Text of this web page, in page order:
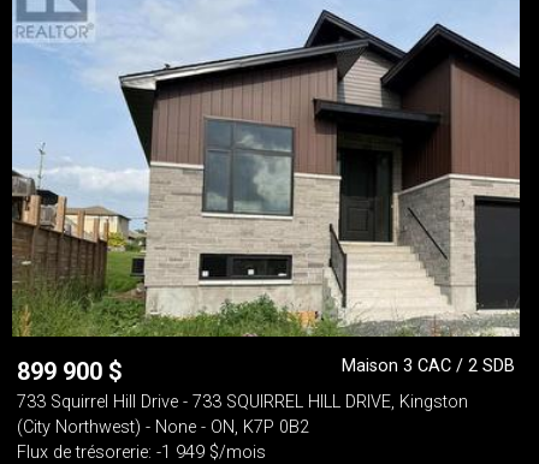
899 900 $
Maison 3 CAC / 2 SDB
733 Squirrel Hill Drive - 733 SQUIRREL HILL DRIVE, Kingston
(City Northwest) - None - ON, K7P 0B2
Flux de trésorerie: -1 949 $/mois